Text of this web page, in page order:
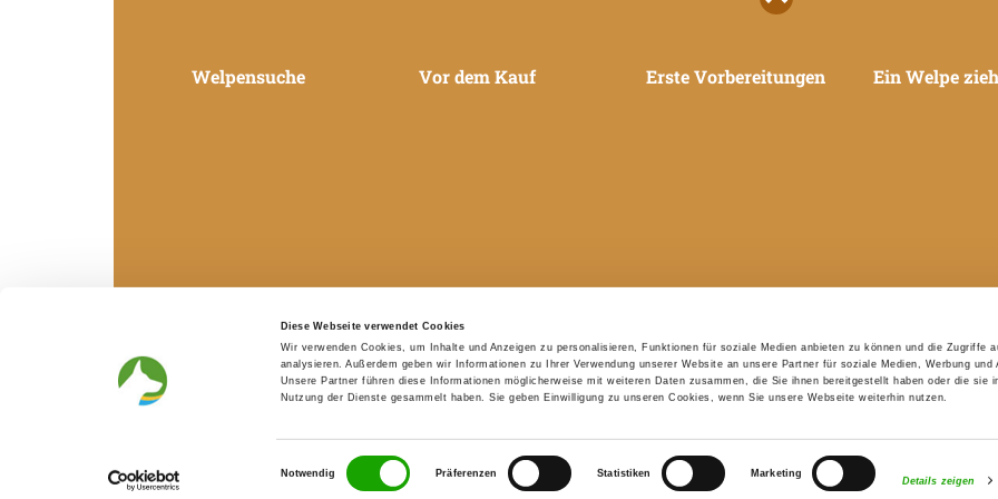
Diese Webseite verwendet Cookies
Wir verwenden Cookies, um Inhalte und Anzeigen zu personalisieren, Funktionen für soziale Medien anbieten zu können und die Zugriffe
analysieren. Außerdem geben wir Informationen zu Ihrer Verwendung unserer Website an unsere Partner für soziale Medien, Werbung und
Unsere Partner führen diese Informationen möglicherweise mit weiteren Daten zusammen, die Sie ihnen bereitgestellt haben oder die sie
Nutzung der Dienste gesammelt haben. Sie geben Einwilligung zu unseren Cookies, wenn Sie unsere Webseite weiterhin nutzen.
Einwilligungsauswahl
Notwendig
Präferenzen Statistiken Marketing
Details zeigen
Welpensuche Vor dem Kauf Erste Vorbereitungen Ein Welpe
Fédération Cynologique
Internationale